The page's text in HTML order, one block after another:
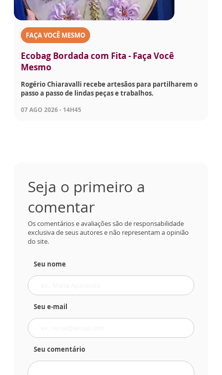
FAÇA VOCÊ MESMO
Ecobag Bordada com Fita - Faça Você
Mesmo
Rogério Chiaravalli recebe artesãos para partilharem o
passo a passo de lindas peças e trabalhos.
07 AGO 2026 - 14H45
Seja o primeiro a
comentar
Os comentários e avaliações são de responsabilidade
exclusiva de seus autores e não representam a opinião
do site.
Seu nome
Seu e-mail
Seu comentário